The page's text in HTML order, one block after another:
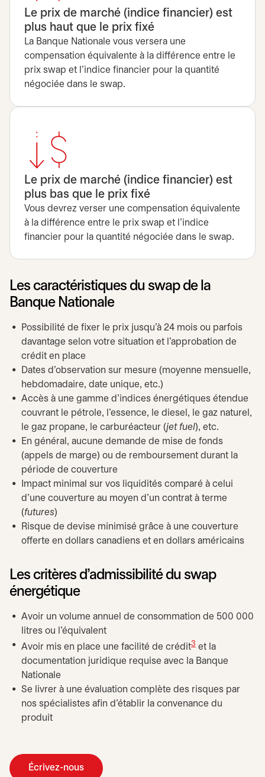
Le prix de marché (indice financier) est
plus haut que le prix fixé
La Banque Nationale vous versera une
compensation équivalente à la différence entre le
prix swap et l’indice financier pour la quantité
négociée dans le swap.
Le prix de marché (indice financier) est
plus bas que le prix fixé
Vous devrez verser une compensation équivalente
à la différence entre le prix swap et l’indice
financier pour la quantité négociée dans le swap.
Les caractéristiques du swap de la
Banque Nationale
Possibilité de fixer le prix jusqu’à 24 mois ou parfois
davantage selon votre situation et l’approbation de
crédit en place
Dates d’observation sur mesure (moyenne mensuelle,
hebdomadaire, date unique, etc.)
Accès à une gamme d’indices énergétiques étendue
couvrant le pétrole, l’essence, le diesel, le gaz naturel,
le gaz propane, le carburéacteur (jet fuel), etc.
En général, aucune demande de mise de fonds
(appels de marge) ou de remboursement durant la
période de couverture
Impact minimal sur vos liquidités comparé à celui
d’une couverture au moyen d’un contrat à terme
(futures)
Risque de devise minimisé grâce à une couverture
offerte en dollars canadiens et en dollars américains
Les critères d’admissibilité du swap
énergétique
Avoir un volume annuel de consommation de 500 000
litres ou l’équivalent
Avoir mis en place une facilité de crédit3 et la
documentation juridique requise avec la Banque
Nationale
Se livrer à une évaluation complète des risques par
nos spécialistes afin d’établir la convenance du
produit
Écrivez-nous